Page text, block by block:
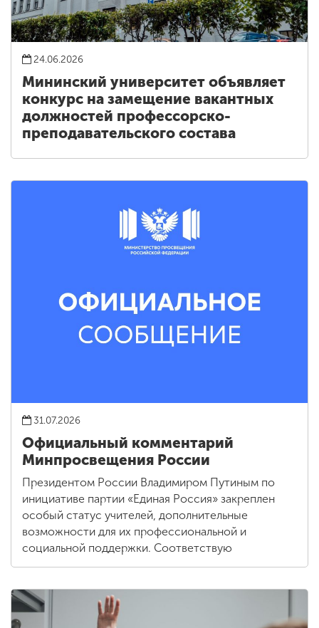
24.06.2026
Мининский университет объявляет
конкурс на замещение вакантных
должностей профессорско-
преподавательского состава
31.07.2026
Официальный комментарий
Минпросвещения России
Президентом России Владимиром Путиным по
инициативе партии «Единая Россия» закреплен
особый статус учителей, дополнительные
возможности для их профессиональной и
социальной поддержки. Соответствую